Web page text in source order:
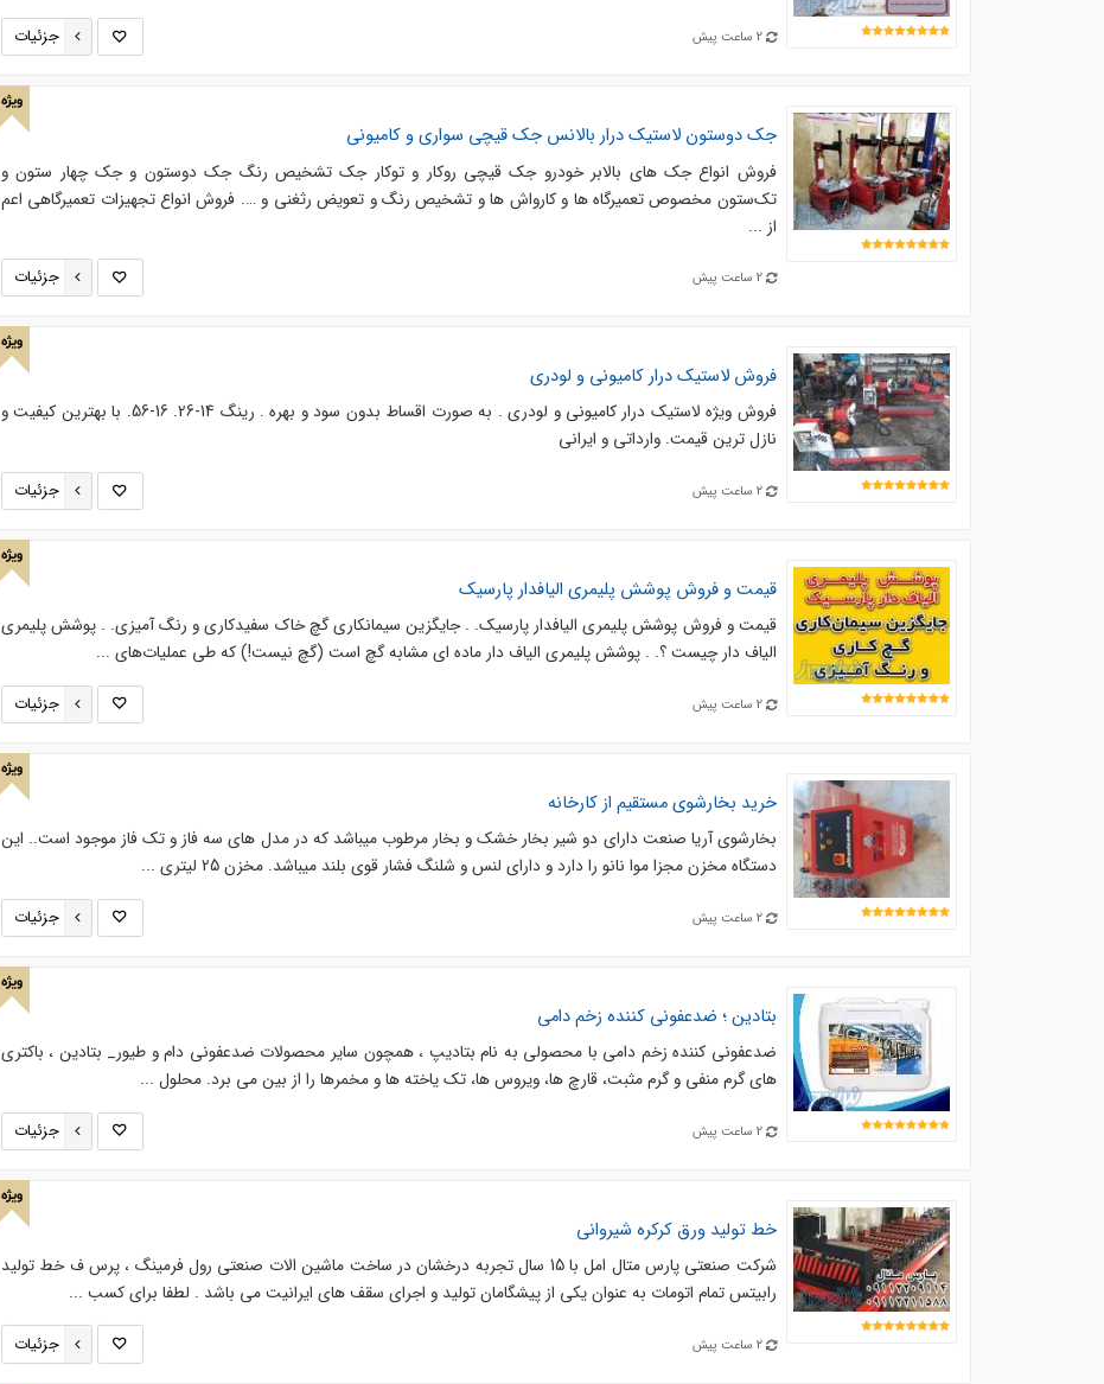
2 ساعت پیش جزئیات
ویژه
جک دوستون لاستیک درار بالانس جک قیچی سواری و کامیونی
فروش انواع جک های بالابر خودرو جک قیچی روکار و توکار جک تشخیص رنگ جک دوستون و جک چهار ستون و
تک‌ستون مخصوص تعمیرگاه ها و کارواش ها و تشخیص رنگ و تعویض رثغنی و …. فروش انواع تجهیزات تعمیرگاهی اعم
از ...
2 ساعت پیش جزئیات
ویژه
فروش لاستیک درار کامیونی و لودری
فروش ویژه لاستیک درار کامیونی و لودری . به صورت اقساط بدون سود و بهره . رینگ 14-26. 16-56. با بهترین کیفیت و
نازل ترین قیمت. وارداتی و ایرانی
2 ساعت پیش جزئیات
ویژه
قیمت و فروش پوشش پلیمری الیافدار پارسیک
قیمت و فروش پوشش پلیمری الیافدار پارسیک. . جایگزین سیمانکاری گچ خاک سفیدکاری و رنگ آمیزی. . پوشش پلیمری
الیاف دار چیست ؟. . پوشش پلیمری الیاف دار ماده ای مشابه گچ است (گچ نیست!) که طی عملیات‌های ...
2 ساعت پیش جزئیات
ویژه
خرید بخارشوی مستقیم از کارخانه
بخارشوی آریا صنعت دارای دو شیر بخار خشک و بخار مرطوب میباشد که در مدل های سه فاز و تک فاز موجود است.. این
دستگاه مخزن مجزا موا نانو را دارد و دارای لنس و شلنگ فشار قوی بلند میباشد. مخزن 25 لیتری ...
2 ساعت پیش جزئیات
ویژه
بتادین ؛ ضدعفونی کننده زخم دامی
ضدعفونی کننده زخم دامی با محصولی به نام بتادیپ ، همچون سایر محصولات ضدعفونی دام و طیور_ بتادین ، باکتری
های گرم منفی و گرم مثبت، قارچ ها، ویروس ها، تک یاخته ها و مخمرها را از بین می برد. محلول ...
2 ساعت پیش جزئیات
ویژه
خط تولید ورق کرکره شیروانی
شرکت صنعتی پارس متال امل با 15 سال تجربه درخشان در ساخت ماشین الات صنعتی رول فرمینگ ، پرس ف خط تولید
رابیتس تمام اتومات به عنوان یکی از پیشگامان تولید و اجرای سقف های ایرانیت می باشد . لطفا برای کسب ...
2 ساعت پیش جزئیات